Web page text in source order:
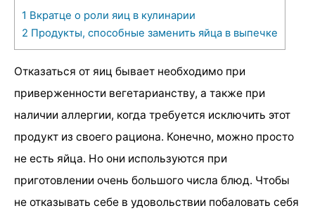
1 Вкратце о роли яиц в кулинарии
2 Продукты, способные заменить яйца в выпечке
Отказаться от яиц бывает необходимо при
приверженности вегетарианству, а также при
наличии аллергии, когда требуется исключить этот
продукт из своего рациона. Конечно, можно просто
не есть яйца. Но они используются при
приготовлении очень большого числа блюд. Чтобы
не отказывать себе в удовольствии побаловать себя